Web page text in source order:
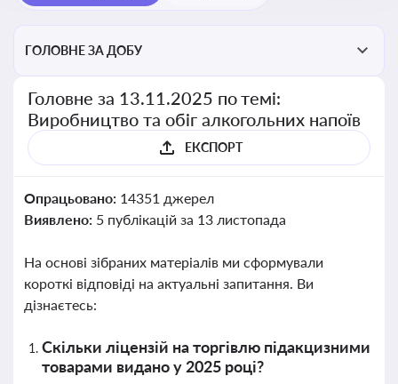
ГОЛОВНЕ ЗА ДОБУ
Головне за 13.11.2025 по темі:
Виробництво та обіг алкогольних напоїв
ЕКСПОРТ
Опрацьовано: 14351 джерел
Виявлено: 5 публікацій за 13 листопада
На основі зібраних матеріалів ми сформували
короткі відповіді на актуальні запитання. Ви
дізнаєтесь:
Скільки ліцензій на торгівлю підакцизними
товарами видано у 2025 році?